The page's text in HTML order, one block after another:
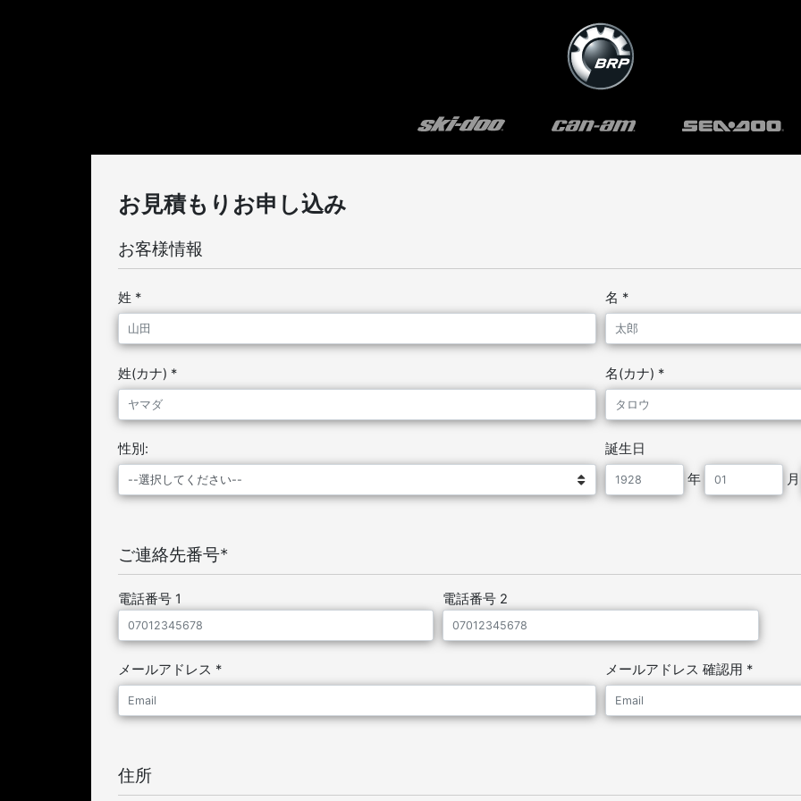
お見積もりお申し込み
お客様情報
姓 * 名 *
姓(カナ) * 名(カナ) *
性別:
誕生日
年
ご連絡先番号*
電話番号 1 電話番号 2
メールアドレス * メールアドレス 確認用 *
住所